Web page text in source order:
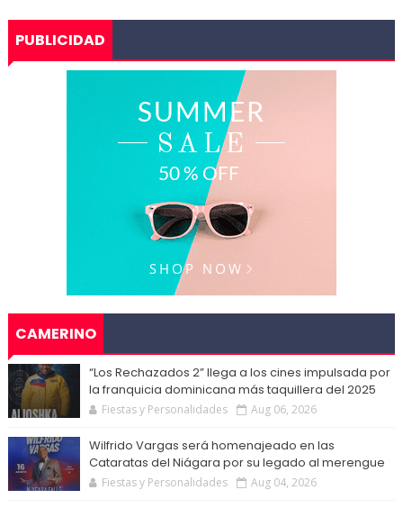
PUBLICIDAD
CAMERINO
“Los Rechazados 2” llega a los cines impulsada por
la franquicia dominicana más taquillera del 2025
Fiestas y Personalidades Aug 06, 2026
Wilfrido Vargas será homenajeado en las
Cataratas del Niágara por su legado al merengue
Fiestas y Personalidades Aug 04, 2026